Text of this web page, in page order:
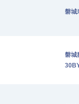
磐
磐